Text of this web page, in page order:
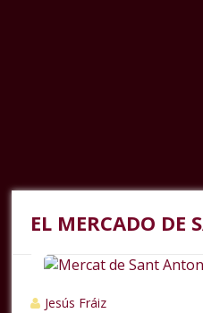
EL MERCADO DE
Jesús Fráiz